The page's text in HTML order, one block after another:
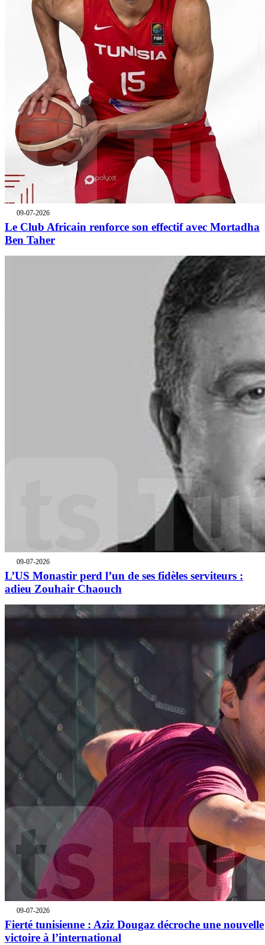
09-07-2026
Le Club Africain renforce son effectif avec Mortadha
Ben Taher
09-07-2026
L’US Monastir perd l’un de ses fidèles serviteurs :
adieu Zouhair Chaouch
09-07-2026
Fierté tunisienne : Aziz Dougaz décroche une nouvelle
victoire à l’international